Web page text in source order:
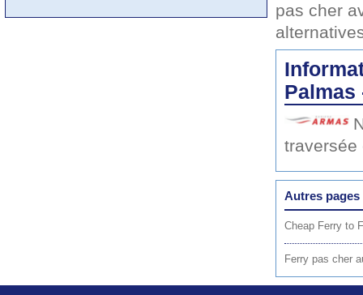
pas cher
Palmas
traversée
Autres pages
Cheap Ferry to
Ferry pas cher